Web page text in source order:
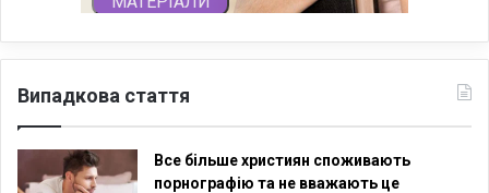
Випадкова стаття
Все більше християн споживають
порнографію та не вважають це